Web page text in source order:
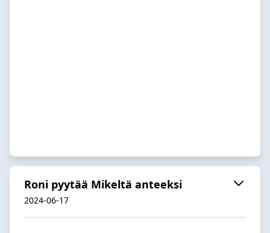
Roni pyytää Mikeltä anteeksi
2024-06-17